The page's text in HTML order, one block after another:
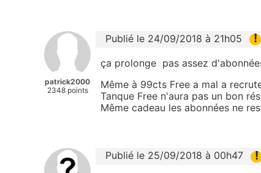
patrick2000
2348 points
Publié le 24/09/2018 à 21h05 !
ça prolonge pas assez
Même à 99cts Free a mal a
Tanque Free n'aura pas un bon
Même cadeau les abonnées ne
Publié le 25/09/2018 à 00h47 !